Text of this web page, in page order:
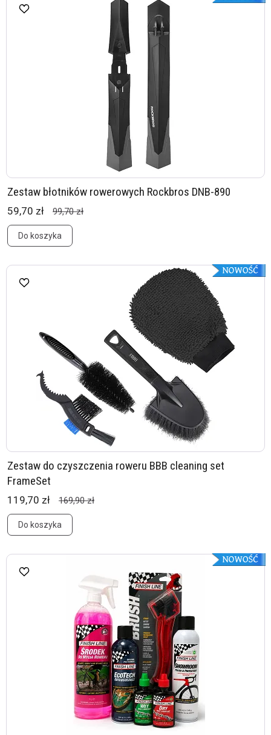
Zestaw błotników rowerowych Rockbros DNB-890
59,70 zł 99,70 zł
Do koszyka
Zestaw do czyszczenia roweru BBB cleaning set
FrameSet
119,70 zł 169,90 zł
Do koszyka